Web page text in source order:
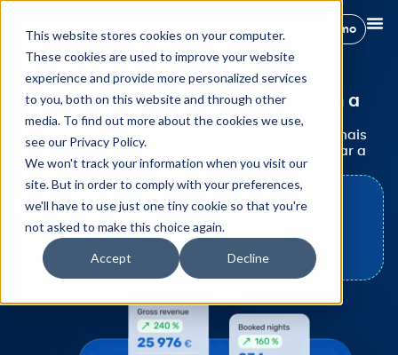
This website stores cookies on your computer.
These cookies are used to improve your website
experience and provide more personalized services
to you, both on this website and through other
media. To find out more about the cookies we use,
see our Privacy Policy.
We won't track your information when you visit our
site. But in order to comply with your preferences,
we'll have to use just one tiny cookie so that you're
not asked to make this choice again.
Accept Decline
Reserva demo
OFERTA EXCLUSIVA
Prepare-se para a época alta com a
Hostify
Faça a gestão de mais propriedades, receba mais
hóspedes e aumente as reservas, sem aumentar a
complexidade operacional.
30% DE DESCONTO
nos seus primeiros 3 meses
Reserva demo